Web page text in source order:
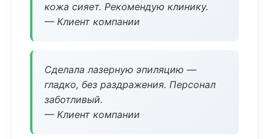
кожа сияет. Рекомендую клинику.
— Клиент компании
Сделала лазерную эпиляцию —
гладко, без раздражения. Персонал
заботливый.
— Клиент компании